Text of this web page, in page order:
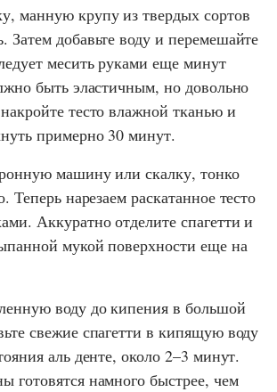
манную крупу из твердых сортов
добавьте воду и перемешайте
месить руками еще минут
быть эластичным, но довольно
тесто влажной тканью и
примерно 30 минут.
машину или скалку, тонко
Теперь нарезаем раскатанное тесто
Аккуратно отделите спагетти и
мукой поверхности еще на
воду до кипения в большой
свежие спагетти в кипящую воду
аль денте, около 2–3 минут.
готовятся намного быстрее, чем